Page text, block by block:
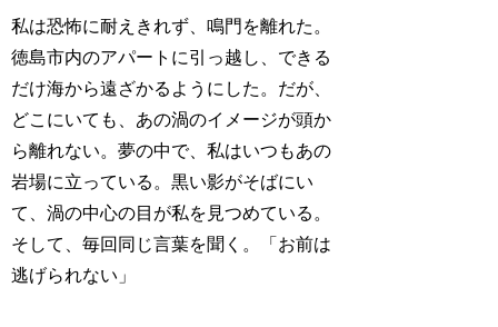
私は恐怖に耐えきれず、鳴門を離れた。
徳島市内のアパートに引っ越し、できる
だけ海から遠ざかるようにした。だが、
どこにいても、あの渦のイメージが頭か
ら離れない。夢の中で、私はいつもあの
岩場に立っている。黒い影がそばにい
て、渦の中心の目が私を見つめている。
そして、毎回同じ言葉を聞く。「お前は
逃げられない」